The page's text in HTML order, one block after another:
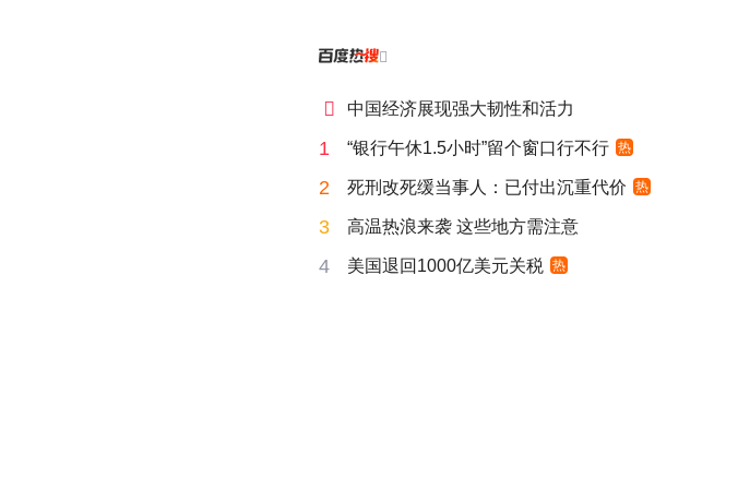

 中国经济展现强大韧性和活力
1 “银行午休1.5小时”留个窗口行不行 热
2 死刑改死缓当事人：已付出沉重代价 热
3 高温热浪来袭 这些地方需注意
4 美国退回1000亿美元关税 热